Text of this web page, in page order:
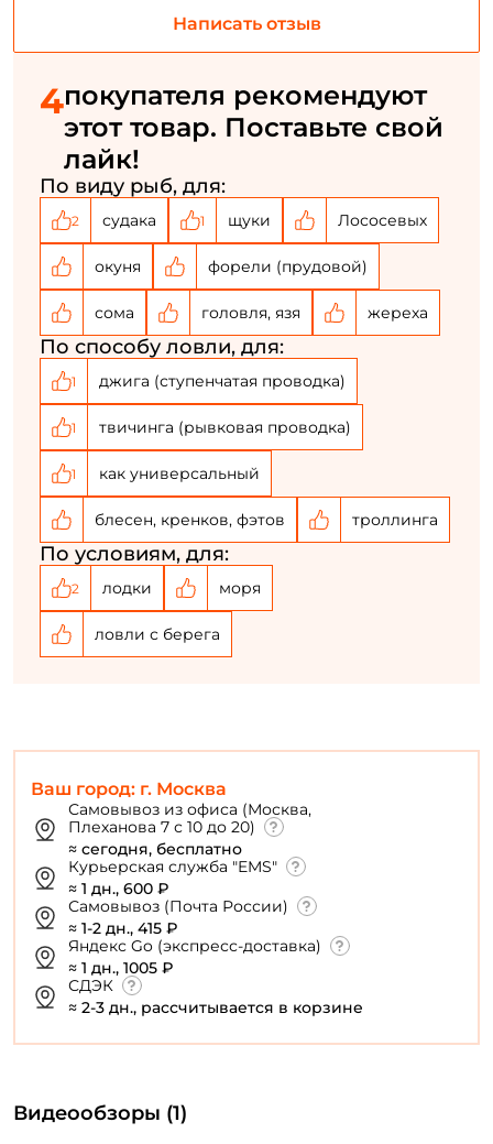
Ваш город: г. Москва
Самовывоз из офиса (Москва,
Плеханова 7 с 10 до 20)
≈ сегодня, бесплатно
Курьерская служба "EMS"
≈ 1 дн., 600 ₽
Самовывоз (Почта России)
≈ 1-2 дн., 415 ₽
Яндекс Go (экспресс-доставка)
≈ 1 дн., 1005 ₽
СДЭК
≈ 2-3 дн., рассчитывается в корзине
Написать отзыв
4покупателя рекомендуют
этот товар. Поставьте свой
лайк!
По виду рыб, для:
2 судака 1 щуки Лососевых
окуня форели (прудовой)
сома головля, язя жереха
По способу ловли, для:
1 джига (ступенчатая проводка)
1 твичинга (рывковая проводка)
1 как универсальный
блесен, кренков, фэтов троллинга
По условиям, для:
2 лодки моря
ловли с берега
Видеообзоры (1)
Повторите пароль: *
Заполняя данную форму вы соглашаетесь на обработку
персональных данных
Создать аккаунт
У меня уже есть аккаунт